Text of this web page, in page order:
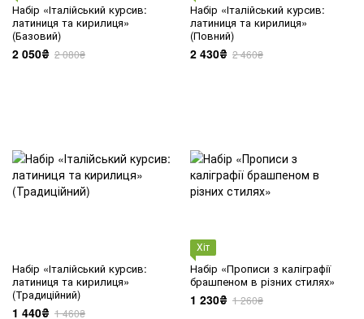
Набір «Італійський курсив:
латиниця та кирилиця»
(Базовий)
2 050₴ 2 080₴
Набір «Італійський курсив:
латиниця та кирилиця»
(Повний)
2 430₴ 2 460₴
Набір «Італійський курсив:
латиниця та кирилиця»
(Традиційний)
1 440₴ 1 460₴
Хіт
Набір «Прописи з каліграфії
брашпеном в різних стилях»
1 230₴ 1 260₴